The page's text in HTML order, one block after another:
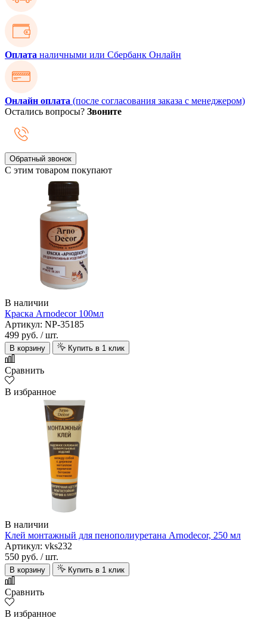
Оплата наличными или Сбербанк Онлайн
Онлайн оплата (после согласования заказа с менеджером)
Остались вопросы? Звоните
Обратный звонок
С этим товаром покупают
В наличии
Краска Arnodecor 100мл
Артикул: NP-35185
499 руб. / шт.
В корзину Купить в 1 клик
Сравнить
В избранное
В наличии
Клей монтажный для пенополиуретана Arnodecor, 250 мл
Артикул: vks232
550 руб. / шт.
В корзину Купить в 1 клик
Сравнить
В избранное